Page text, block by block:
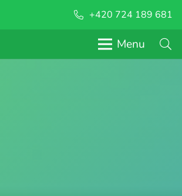
+420 724 189 681
Menu